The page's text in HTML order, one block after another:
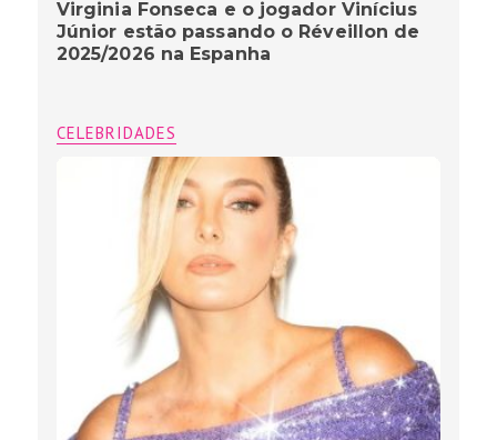
Virginia Fonseca e o jogador Vinícius
Júnior estão passando o Réveillon de
2025/2026 na Espanha
CELEBRIDADES